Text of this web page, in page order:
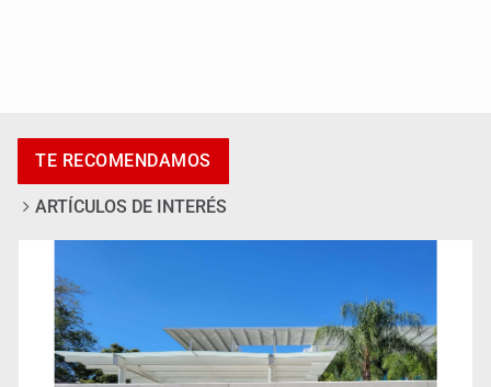
TE RECOMENDAMOS
ARTÍCULOS DE INTERÉS